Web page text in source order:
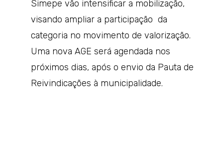
Simepe vão intensificar a mobilização,
visando ampliar a participação da
categoria no movimento de valorização.
Uma nova AGE será agendada nos
próximos dias, após o envio da Pauta de
Reivindicações à municipalidade.